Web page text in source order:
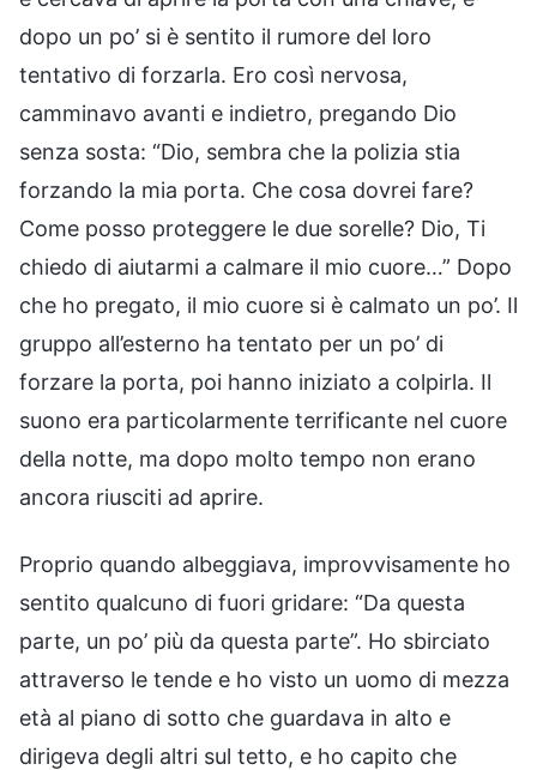
dopo un po’ si è sentito il rumore del loro
tentativo di forzarla. Ero così nervosa,
camminavo avanti e indietro, pregando Dio
senza sosta: “Dio, sembra che la polizia stia
forzando la mia porta. Che cosa dovrei fare?
Come posso proteggere le due sorelle? Dio, Ti
chiedo di aiutarmi a calmare il mio cuore…” Dopo
che ho pregato, il mio cuore si è calmato un po’. Il
gruppo all’esterno ha tentato per un po’ di
forzare la porta, poi hanno iniziato a colpirla. Il
suono era particolarmente terrificante nel cuore
della notte, ma dopo molto tempo non erano
ancora riusciti ad aprire.
Proprio quando albeggiava, improvvisamente ho
sentito qualcuno di fuori gridare: “Da questa
parte, un po’ più da questa parte”. Ho sbirciato
attraverso le tende e ho visto un uomo di mezza
età al piano di sotto che guardava in alto e
dirigeva degli altri sul tetto, e ho capito che